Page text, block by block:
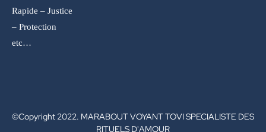
Rapide – Justice
– Protection
etc…
©Copyright 2022. MARABOUT VOYANT TOVI SPECIALISTE DES
RITUELS D'AMOUR